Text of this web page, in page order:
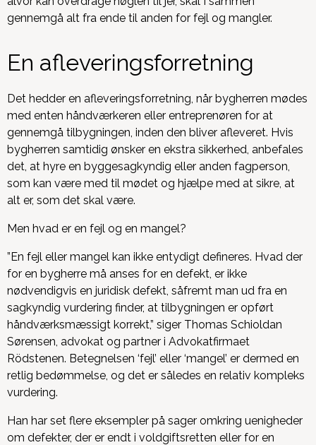
gennemgå alt fra ende til anden for fejl og mangler.
En afleveringsforretning
Det hedder en afleveringsforretning, når bygherren mødes
med enten håndværkeren eller entreprenøren for at
gennemgå tilbygningen, inden den bliver afleveret. Hvis
bygherren samtidig ønsker en ekstra sikkerhed, anbefales
det, at hyre en byggesagkyndig eller anden fagperson,
som kan være med til mødet og hjælpe med at sikre, at
alt er, som det skal være.
Men hvad er en fejl og en mangel?
”En fejl eller mangel kan ikke entydigt defineres. Hvad der
for en bygherre må anses for en defekt, er ikke
nødvendigvis en juridisk defekt, såfremt man ud fra en
sagkyndig vurdering finder, at tilbygningen er opført
håndværksmæssigt korrekt,” siger Thomas Schioldan
Sørensen, advokat og partner i Advokatfirmaet
Rödstenen. Betegnelsen ‘fejl’ eller ‘mangel’ er dermed en
retlig bedømmelse, og det er således en relativ kompleks
vurdering.
Han har set flere eksempler på sager omkring uenigheder
om defekter, der er endt i voldgiftsretten eller for en